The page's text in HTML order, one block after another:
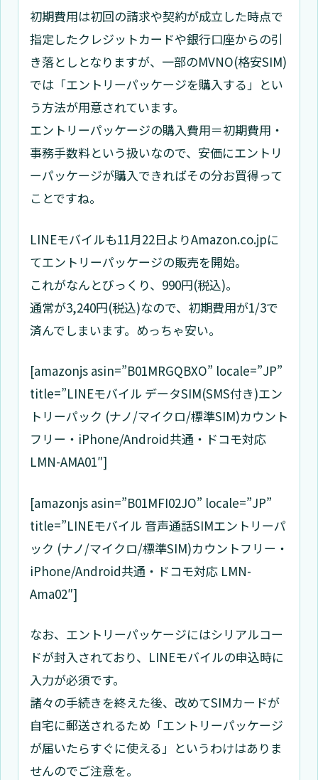
初期費用は初回の請求や契約が成立した時点で
指定したクレジットカードや銀行口座からの引
き落としとなりますが、一部のMVNO(格安SIM)
では「エントリーパッケージを購入する」とい
う方法が用意されています。
エントリーパッケージの購入費用＝初期費用・
事務手数料という扱いなので、安価にエントリ
ーパッケージが購入できればその分お買得って
ことですね。
LINEモバイルも11月22日よりAmazon.co.jpに
てエントリーパッケージの販売を開始。
これがなんとびっくり、990円(税込)。
通常が3,240円(税込)なので、初期費用が1/3で
済んでしまいます。めっちゃ安い。
[amazonjs asin=”B01MRGQBXO” locale=”JP”
title=”LINEモバイル データSIM(SMS付き)エン
トリーパック (ナノ/マイクロ/標準SIM)カウント
フリー・iPhone/Android共通・ドコモ対応
LMN-AMA01″]
[amazonjs asin=”B01MFI02JO” locale=”JP”
title=”LINEモバイル 音声通話SIMエントリーパ
ック (ナノ/マイクロ/標準SIM)カウントフリー・
iPhone/Android共通・ドコモ対応 LMN-
Ama02″]
なお、エントリーパッケージにはシリアルコー
ドが封入されており、LINEモバイルの申込時に
入力が必須です。
諸々の手続きを終えた後、改めてSIMカードが
自宅に郵送されるため「エントリーパッケージ
が届いたらすぐに使える」というわけはありま
せんのでご注意を。